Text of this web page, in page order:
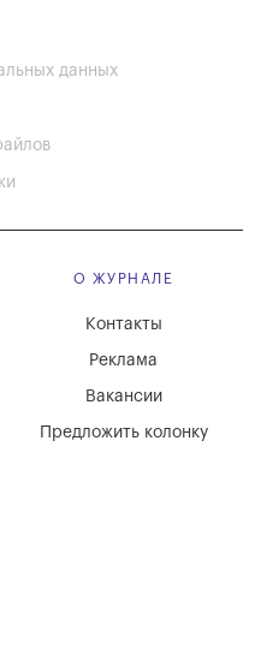
данных
О ЖУРНАЛЕ
Вакансии
Реклама
Контакты
Предложить колонку